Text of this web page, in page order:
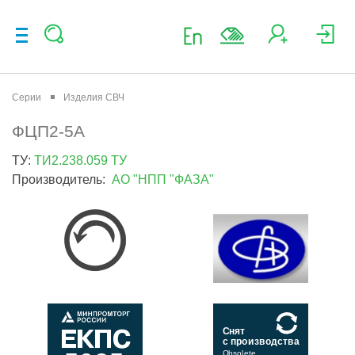
Серии Изделия СВЧ
ФЦП2-5А
ТУ: ТИ2.238.059 ТУ
Производитель: АО "НПП "ФАЗА"
Снят
с производства